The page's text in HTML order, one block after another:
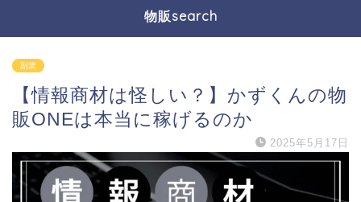
物販search
副業
【情報商材は怪しい？】かずくんの物
販ONEは本当に稼げるのか
2025年5月17日